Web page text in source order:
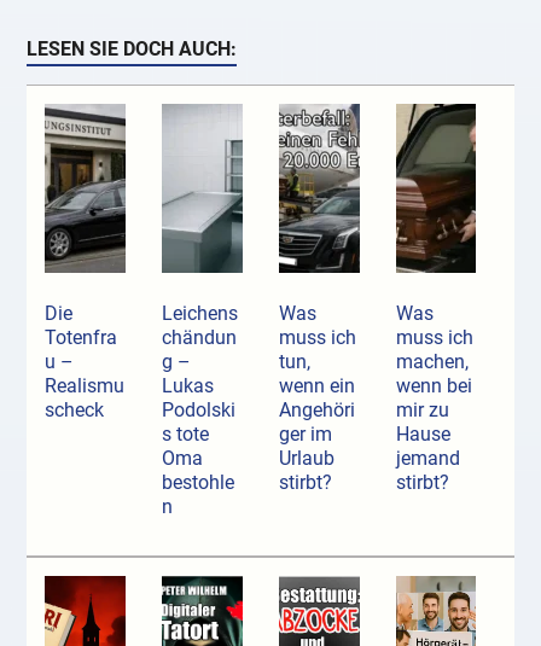
LESEN SIE DOCH AUCH:
Die
Totenfra
u –
Realismu
scheck
Leichens
chändun
g –
Lukas
Podolski
s tote
Oma
bestohle
n
Was
muss ich
tun,
wenn ein
Angehöri
ger im
Urlaub
stirbt?
Was
muss ich
machen,
wenn bei
mir zu
Hause
jemand
stirbt?